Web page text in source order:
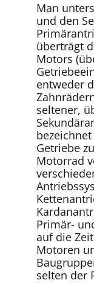
Man
und den
überträgt
Motors
entweder
seltener,
Getriebe
Motorrad
Primär-
auf die
Motoren
selten der